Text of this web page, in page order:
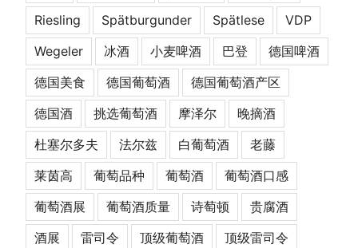
Riesling
Spätburgunder Spätlese
VDP
Wegeler
冰酒 小麦啤酒 巴登
德国啤酒
德国美食
德国葡萄酒
德国葡萄酒产区
德国酒
挑选葡萄酒 摩泽尔
晚摘酒
杜塞尔多夫
法尔兹 白葡萄酒
老藤
莱茵高
葡萄品种 葡萄酒
葡萄酒口感
葡萄酒展
葡萄酒质量 诗萄顿
贵腐酒
酒展
雷司令 顶级葡萄酒
顶级雷司令